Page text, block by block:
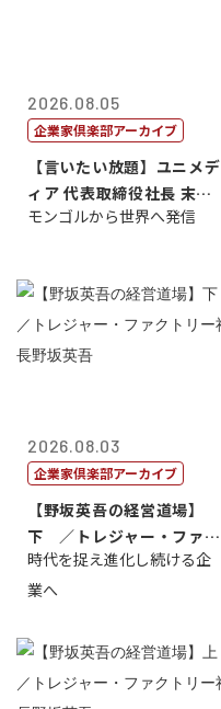
2026.08.05
企業家倶楽部アーカイブ
【言いたい放題】ユニメデ
ィア 代表取締役社長 末田
真
モンゴルから世界へ発信
2026.08.03
企業家倶楽部アーカイブ
【野坂英吾の経営道場】
下 ／トレジャー・ファク
トリー社長野坂...
時代を捉え進化し続ける企
業へ